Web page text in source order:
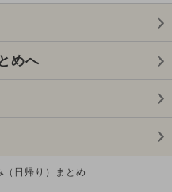
めへ
日帰り）まとめ